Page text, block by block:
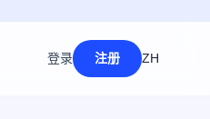
登录 注册 ZH